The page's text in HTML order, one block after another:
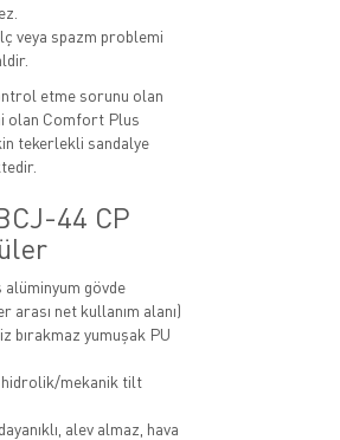
veya spazm problemi
etme sorunu olan
olan Comfort Plus
tekerlekli sandalye
44 CP
gövde
arası net kullanım alanı)
bırakmaz yumuşak PU
mekanik tilt
alev almaz, hava